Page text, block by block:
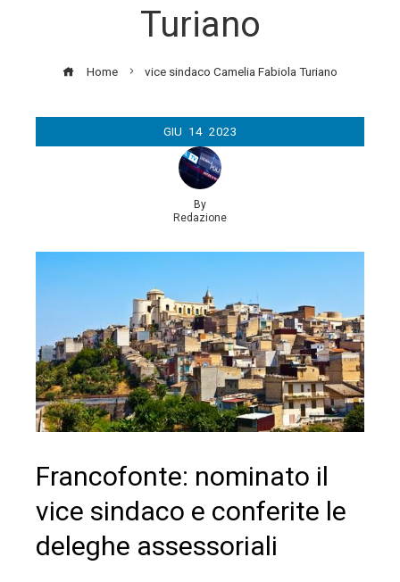
Turiano
Home vice sindaco Camelia Fabiola Turiano
GIU 14 2023
By
Redazione
Francofonte: nominato il
vice sindaco e conferite le
deleghe assessoriali